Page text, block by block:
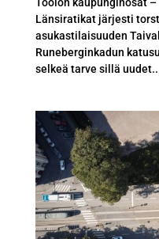
Töölön kaupunginosat
Länsiratikat järjesti
asukastilaisuuden
Runeberginkadun
selkeä tarve sillä